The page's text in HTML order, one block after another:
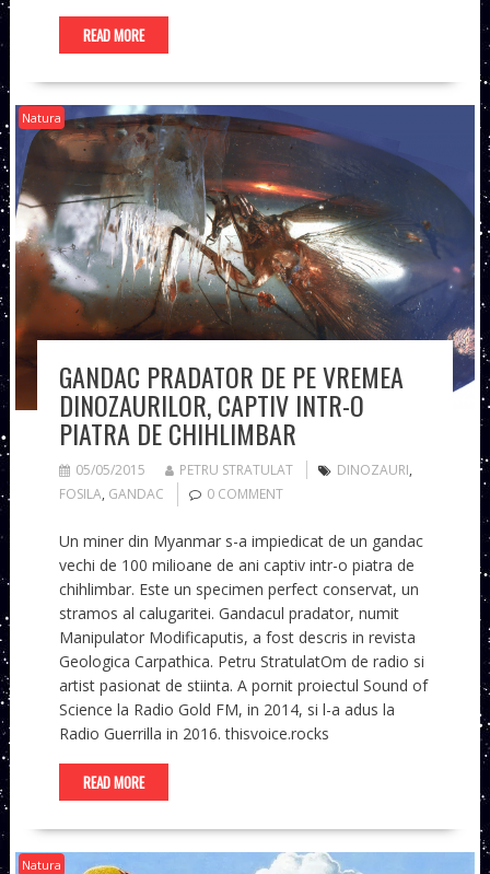
READ MORE
Natura
GANDAC PRADATOR DE PE VREMEA
DINOZAURILOR, CAPTIV INTR-O
PIATRA DE CHIHLIMBAR
05/05/2015 PETRU STRATULAT DINOZAURI,
FOSILA, GANDAC 0 COMMENT
Un miner din Myanmar s-a impiedicat de un gandac
vechi de 100 milioane de ani captiv intr-o piatra de
chihlimbar. Este un specimen perfect conservat, un
stramos al calugaritei. Gandacul pradator, numit
Manipulator Modificaputis, a fost descris in revista
Geologica Carpathica. Petru StratulatOm de radio si
artist pasionat de stiinta. A pornit proiectul Sound of
Science la Radio Gold FM, in 2014, si l-a adus la
Radio Guerrilla in 2016. thisvoice.rocks
READ MORE
Natura